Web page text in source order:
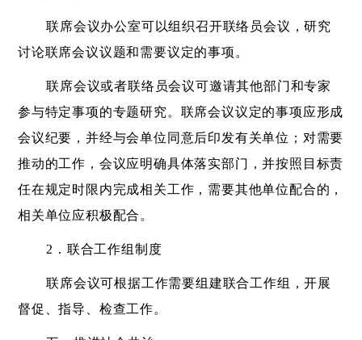
联席会议办公室可以组织召开联络员会议，研究
讨论联席会议议题和需要议定的事项。
联席会议或者联络员会议可邀请其他部门和专家
参与特定事项的专题研究。联席会议议定的事项应形成
会议纪要，并经与会单位同意后印发有关单位；对需要
推动的工作，会议应明确具体落实部门，并按照目标责
任在规定时限内完成相关工作，需要其他单位配合的，
相关单位应积极配合。
2．联合工作组制度
联席会议可根据工作需要组建联合工作组，开展
督促、指导、检查工作。